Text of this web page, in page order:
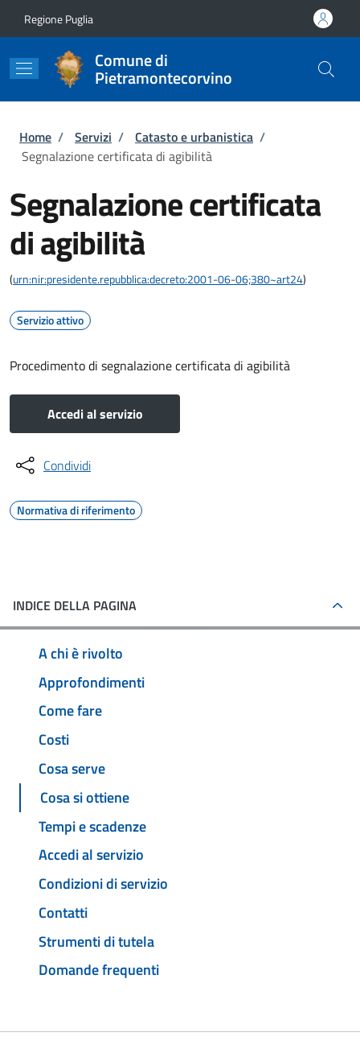
Regione Puglia
Comune di
Pietramontecorvino
Briciole di pane
Home / Servizi / Catasto e urbanistica /
Segnalazione certificata di agibilità
Segnalazione certificata
di agibilità
(urn:nir:presidente.repubblica:decreto:2001-06-06;380~art24)
Servizio attivo
Procedimento di segnalazione certificata di agibilità
Accedi al servizio
Condividi
Normativa di riferimento
INDICE DELLA PAGINA
A chi è rivolto
Approfondimenti
Come fare
Costi
Cosa serve
Cosa si ottiene
Tempi e scadenze
Accedi al servizio
Condizioni di servizio
Contatti
Strumenti di tutela
Domande frequenti